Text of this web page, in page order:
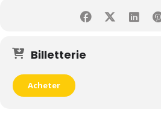
Billetterie
Acheter